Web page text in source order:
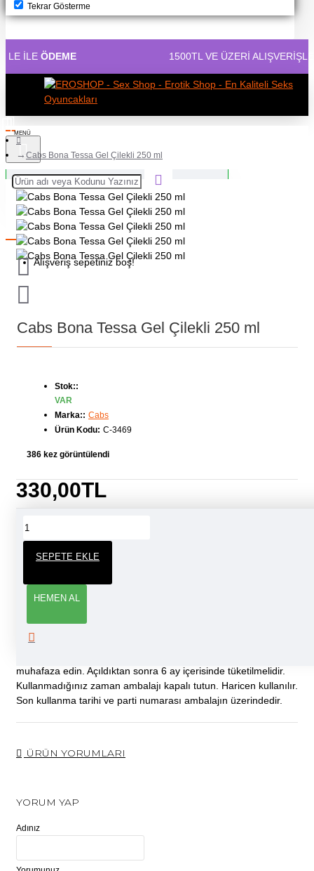
Tekrar Gösterme
1500TL VE ÜZERİ ALIŞVERİŞLERİNİZDE
Alışveriş sepetiniz boş!
Cabs Bona Tessa Gel Çilekli 250 ml
Cabs Bona Tessa Gel Çilekli 250 ml
330,00TL
Stok::
VAR
Marka:: Cabs
Ürün Kodu: C-3469
386 kez görüntülendi
SEPETE EKLE
HEMEN AL
ÜRÜN BILGISI
ekonomik, pH derecesi optimal, çilek kokusuna sahip su bazlı
masaj jeli. Dermatolojik olarak test edilmiştir. Ilık suyla
kapağını açarak hafifçe sıkınız ve ürünü tüm vücudunuza
yayınız.Daha fazla kullanmak istiyorsanız daha fazla sürünüz.
muhafaza edin. Açıldıktan sonra 6 ay içerisinde tüketilmelidir.
Kullanmadığınız zaman ambalajı kapalı tutun. Haricen kullanılır.
Son kullanma tarihi ve parti numarası ambalajın üzerindedir.
ÜRÜN YORUMLARI
YORUM YAP
Adınız